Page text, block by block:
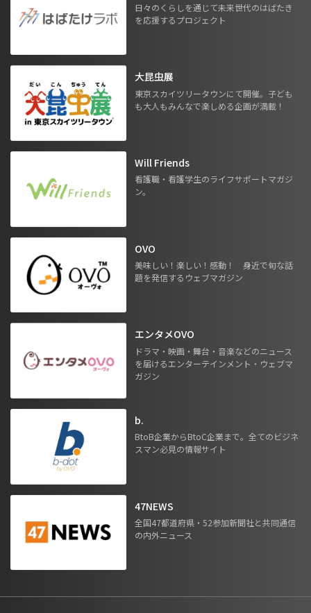
日々のくらしを通じて未来世代のはばたき
を応援するプロジェクト
大昆虫展
東京スカイツリータウンにて開催。子ども
も大人もみんなで楽しめる企画が満載！
Will Friends
看護職・看護学生のライフサポートマガジ
ン。
OVO
美味しい！楽しい！感動！ 身近で旬な話
題を発信するウェブマガジン
エンタメOVO
ドラマ・映画・舞台・音楽などのニュース
を届けるエンターテインメント・ウェブマ
ガジン
b.
BtoB企業からBtoC企業まで。全てのビジネ
スマン必見の情報サイト
47NEWS
全国47都道府県・52参加新聞社と共同通信
の内外ニュース